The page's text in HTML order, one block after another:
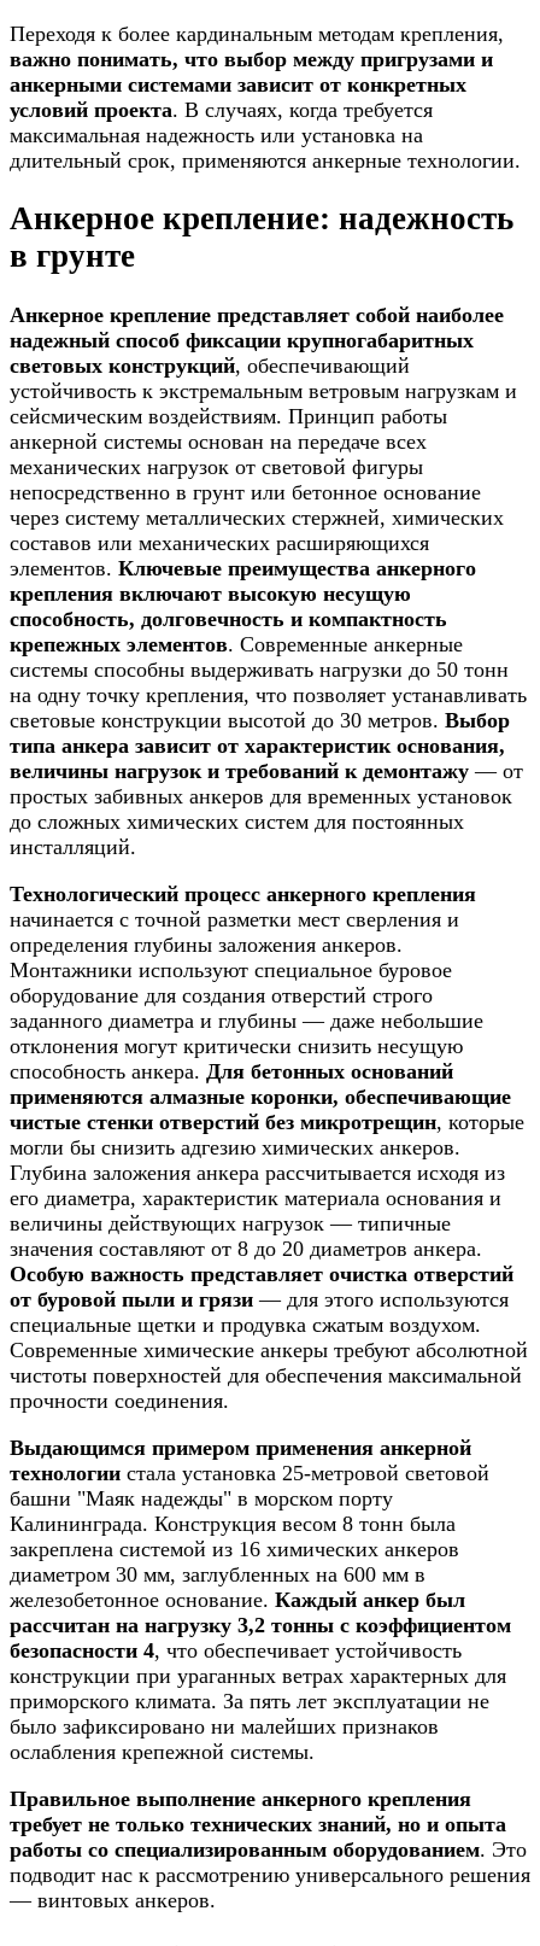
Переходя к более кардинальным методам крепления,
важно понимать, что выбор между пригрузами и
анкерными системами зависит от конкретных
условий проекта. В случаях, когда требуется
максимальная надежность или установка на
длительный срок, применяются анкерные технологии.
Анкерное крепление: надежность
в грунте
Анкерное крепление представляет собой наиболее
надежный способ фиксации крупногабаритных
световых конструкций, обеспечивающий
устойчивость к экстремальным ветровым нагрузкам и
сейсмическим воздействиям. Принцип работы
анкерной системы основан на передаче всех
механических нагрузок от световой фигуры
непосредственно в грунт или бетонное основание
через систему металлических стержней, химических
составов или механических расширяющихся
элементов. Ключевые преимущества анкерного
крепления включают высокую несущую
способность, долговечность и компактность
крепежных элементов. Современные анкерные
системы способны выдерживать нагрузки до 50 тонн
на одну точку крепления, что позволяет устанавливать
световые конструкции высотой до 30 метров. Выбор
типа анкера зависит от характеристик основания,
величины нагрузок и требований к демонтажу — от
простых забивных анкеров для временных установок
до сложных химических систем для постоянных
инсталляций.
Технологический процесс анкерного крепления
начинается с точной разметки мест сверления и
определения глубины заложения анкеров.
Монтажники используют специальное буровое
оборудование для создания отверстий строго
заданного диаметра и глубины — даже небольшие
отклонения могут критически снизить несущую
способность анкера. Для бетонных оснований
применяются алмазные коронки, обеспечивающие
чистые стенки отверстий без микротрещин, которые
могли бы снизить адгезию химических анкеров.
Глубина заложения анкера рассчитывается исходя из
его диаметра, характеристик материала основания и
величины действующих нагрузок — типичные
значения составляют от 8 до 20 диаметров анкера.
Особую важность представляет очистка отверстий
от буровой пыли и грязи — для этого используются
специальные щетки и продувка сжатым воздухом.
Современные химические анкеры требуют абсолютной
чистоты поверхностей для обеспечения максимальной
прочности соединения.
Выдающимся примером применения анкерной
технологии стала установка 25-метровой световой
башни "Маяк надежды" в морском порту
Калининграда. Конструкция весом 8 тонн была
закреплена системой из 16 химических анкеров
диаметром 30 мм, заглубленных на 600 мм в
железобетонное основание. Каждый анкер был
рассчитан на нагрузку 3,2 тонны с коэффициентом
безопасности 4, что обеспечивает устойчивость
конструкции при ураганных ветрах характерных для
приморского климата. За пять лет эксплуатации не
было зафиксировано ни малейших признаков
ослабления крепежной системы.
Правильное выполнение анкерного крепления
требует не только технических знаний, но и опыта
работы со специализированным оборудованием. Это
подводит нас к рассмотрению универсального решения
— винтовых анкеров.